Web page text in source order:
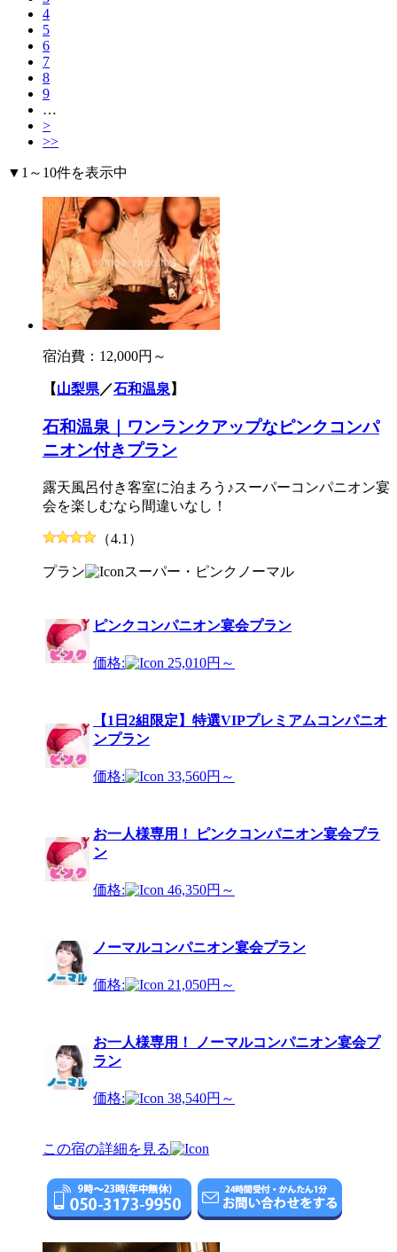
4
5
6
7
8
9
…
>
>>
▼1～10件を表示中
宿泊費： 12,000円～
【山梨県／石和温泉 】
石和温泉｜ワンランクアップなピンクコンパ
ニオン付きプラン
露天風呂付き客室に泊まろう♪スーパーコンパニオン宴
会を楽しむなら間違いなし！
（4.1）
プラン スーパー・ピンク ノーマル
ピンクコンパニオン宴会プラン
価格: 25,010円～
【1日2組限定】特選VIPプレミアムコンパニオ
ンプラン
価格: 33,560円～
お一人様専用！ ピンクコンパニオン宴会プラ
ン
価格: 46,350円～
ノーマルコンパニオン宴会プラン
価格: 21,050円～
お一人様専用！ ノーマルコンパニオン宴会プ
ラン
価格: 38,540円～
この宿の詳細を見る